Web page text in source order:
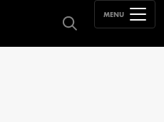
MENU